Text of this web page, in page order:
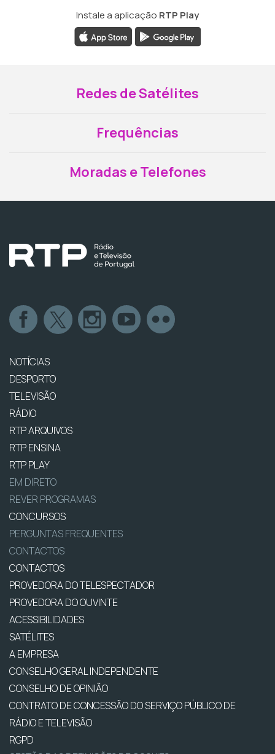
Instale a aplicação RTP Play
Redes de Satélites
Frequências
Moradas e Telefones
NOTÍCIAS
DESPORTO
TELEVISÃO
RÁDIO
RTP ARQUIVOS
RTP ENSINA
RTP PLAY
EM DIRETO
REVER PROGRAMAS
CONCURSOS
PERGUNTAS FREQUENTES
CONTACTOS
CONTACTOS
PROVEDORA DO TELESPECTADOR
PROVEDORA DO OUVINTE
ACESSIBILIDADES
SATÉLITES
A EMPRESA
CONSELHO GERAL INDEPENDENTE
CONSELHO DE OPINIÃO
CONTRATO DE CONCESSÃO DO SERVIÇO PÚBLICO DE
RÁDIO E TELEVISÃO
RGPD